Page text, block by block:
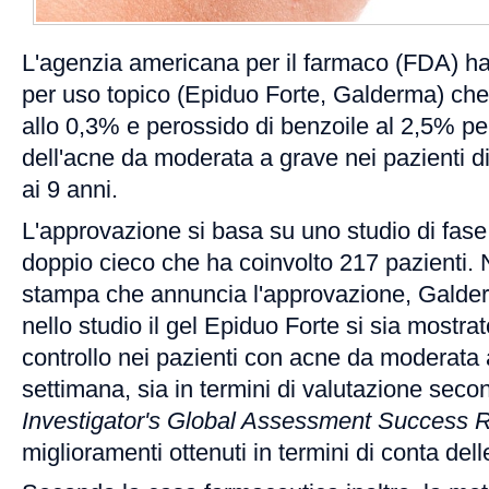
L'agenzia americana per il farmaco (FDA)
per uso topico (Epiduo Forte, Galderma)
allo 0,3% e perossido di benzoile al 2,5%
dell'acne da moderata a grave nei pazienti
ai 9 anni.
L'approvazione si basa su uno studio di
doppio cieco che ha coinvolto 217 pazienti.
stampa che annuncia l'approvazione,
nello studio il gel Epiduo Forte si sia
controllo nei pazienti con acne da
settimana, sia in termini di valutazione
Investigator's Global Assessment Success
miglioramenti ottenuti in termini di conta